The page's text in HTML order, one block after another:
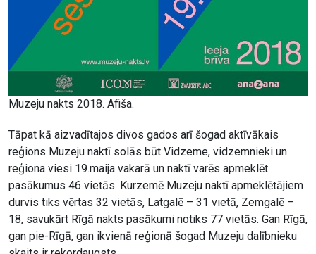
Muzeju nakts 2018. Afiša.
Tāpat kā aizvadītajos divos gados arī šogad aktīvākais
reģions Muzeju naktī solās būt Vidzeme, vidzemnieki un
reģiona viesi 19.maija vakarā un naktī varēs apmeklēt
pasākumus 46 vietās. Kurzemē Muzeju naktī apmeklētājiem
durvis tiks vērtas 32 vietās, Latgalē – 31 vietā, Zemgalē –
18, savukārt Rīgā nakts pasākumi notiks 77 vietās. Gan Rīgā,
gan pie-Rīgā, gan ikvienā reģionā šogad Muzeju dalībnieku